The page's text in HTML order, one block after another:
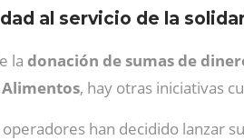
al servicio de la
la donación de sumas de
Alimentos, hay otras iniciativas
han decidido lanzar